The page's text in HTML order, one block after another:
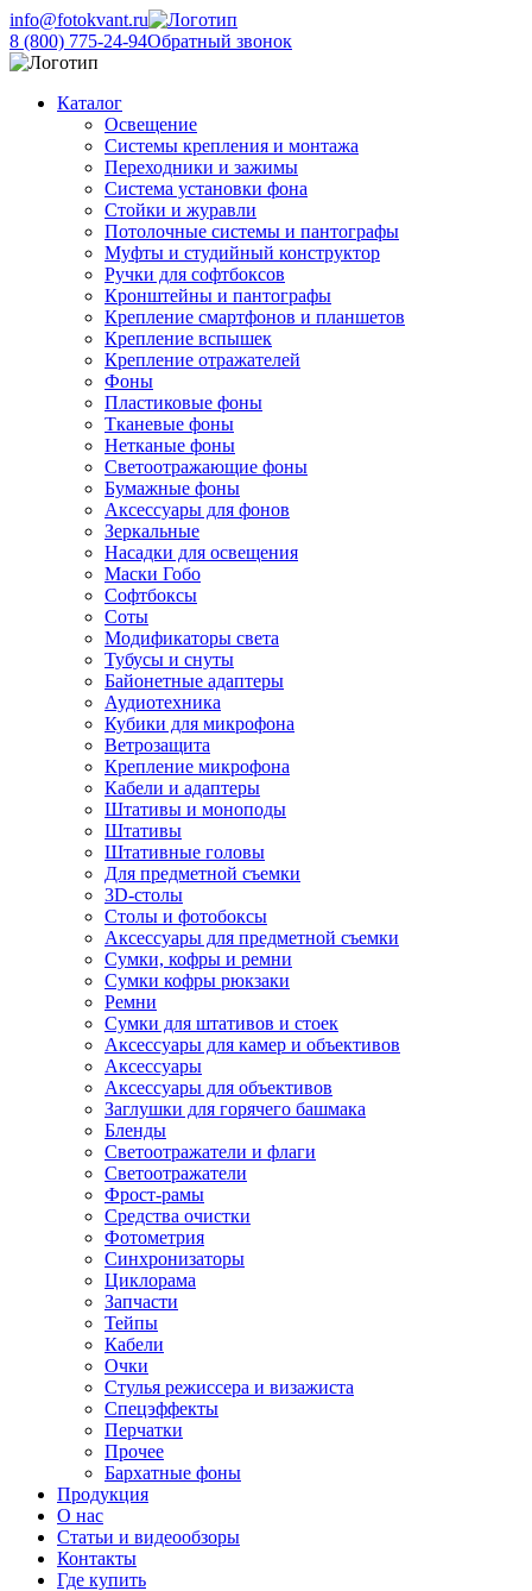
info@fotokvant.ru
8 (800) 775-24-94Обратный звонок
Каталог
Освещение
Системы крепления и монтажа
Переходники и зажимы
Система установки фона
Стойки и журавли
Потолочные системы и пантографы
Муфты и студийный конструктор
Ручки для софтбоксов
Кронштейны и пантографы
Крепление смартфонов и планшетов
Крепление вспышек
Крепление отражателей
Фоны
Пластиковые фоны
Тканевые фоны
Нетканые фоны
Светоотражающие фоны
Бумажные фоны
Аксессуары для фонов
Зеркальные
Насадки для освещения
Маски Гобо
Софтбоксы
Соты
Модификаторы света
Тубусы и снуты
Байонетные адаптеры
Аудиотехника
Кубики для микрофона
Ветрозащита
Крепление микрофона
Кабели и адаптеры
Штативы и моноподы
Штативы
Штативные головы
Для предметной съемки
3D-столы
Столы и фотобоксы
Аксессуары для предметной съемки
Сумки, кофры и ремни
Сумки кофры рюкзаки
Ремни
Сумки для штативов и стоек
Аксессуары для камер и объективов
Аксессуары
Аксессуары для объективов
Заглушки для горячего башмака
Бленды
Светоотражатели и флаги
Светоотражатели
Фрост-рамы
Средства очистки
Фотометрия
Синхронизаторы
Циклорама
Запчасти
Тейпы
Кабели
Очки
Стулья режиссера и визажиста
Спецэффекты
Перчатки
Прочее
Бархатные фоны
Продукция
О нас
Статьи и видеообзоры
Контакты
Где купить